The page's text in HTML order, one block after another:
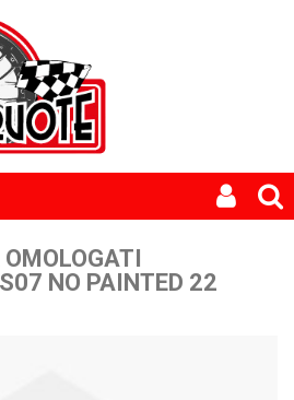
NO PAINTED 22